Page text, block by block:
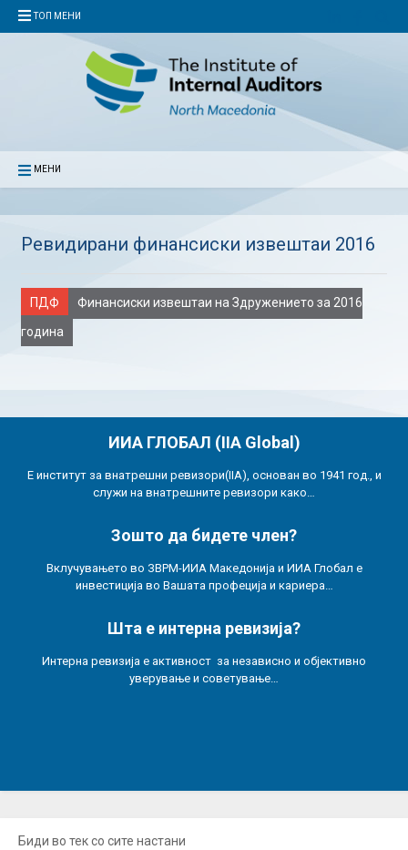
ТОП МЕНИ
МЕНИ
Ревидирани финансиски извештаи 2016
ПДФ
Финансиски извештаи на Здружението за 2016
година
ИИА ГЛОБАЛ (IIA Global)
Е институт за внатрешни ревизори(IIA), основан во 1941 год., и
служи на внатрешните ревизори како…
Зошто да бидете член?
Вклучувањето во ЗВРМ-ИИА Македонија и ИИА Глобал е
инвестиција во Вашата профеција и кариера…
Шта е интерна ревизија?
Интерна ревизија е активност за независно и објективно
уверување и советување…
Биди во тек со сите настани